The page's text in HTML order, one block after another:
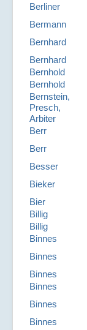
Berliner
Bermann
Bernhard
Bernhard
Bernhold
Bernhold
Bernstein,
Presch,
Arbiter
Berr
Berr
Besser
Bieker
Bier
Billig
Billig
Binnes
Binnes
Binnes
Binnes
Binnes
Binnes